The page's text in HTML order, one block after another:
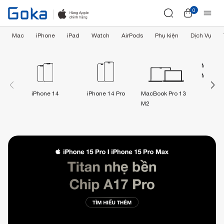
0
Mac iPhone iPad Watch AirPods Phụ kiện Dịch Vụ
iPhone 14 iPhone 14 Pro
MacBook Pro 13
M2
M2